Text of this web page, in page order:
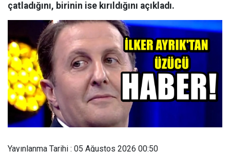
çatladığını, birinin ise kırıldığını açıkladı.
Yayınlanma Tarihi : 05 Ağustos 2026 00:50